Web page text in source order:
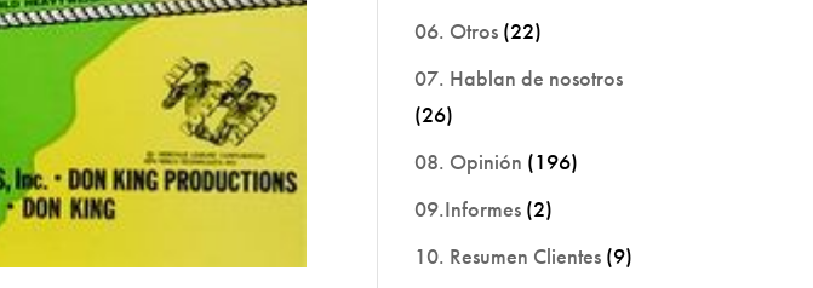
06. Otros (22)
07. Hablan de nosotros
(26)
08. Opinión (196)
09.Informes (2)
10. Resumen Clientes (9)